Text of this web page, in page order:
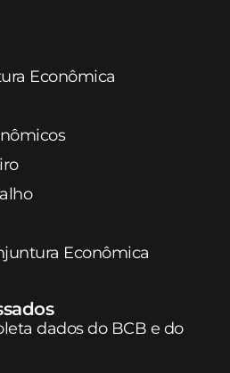
Econômica
Econômica
dados do BCB e do